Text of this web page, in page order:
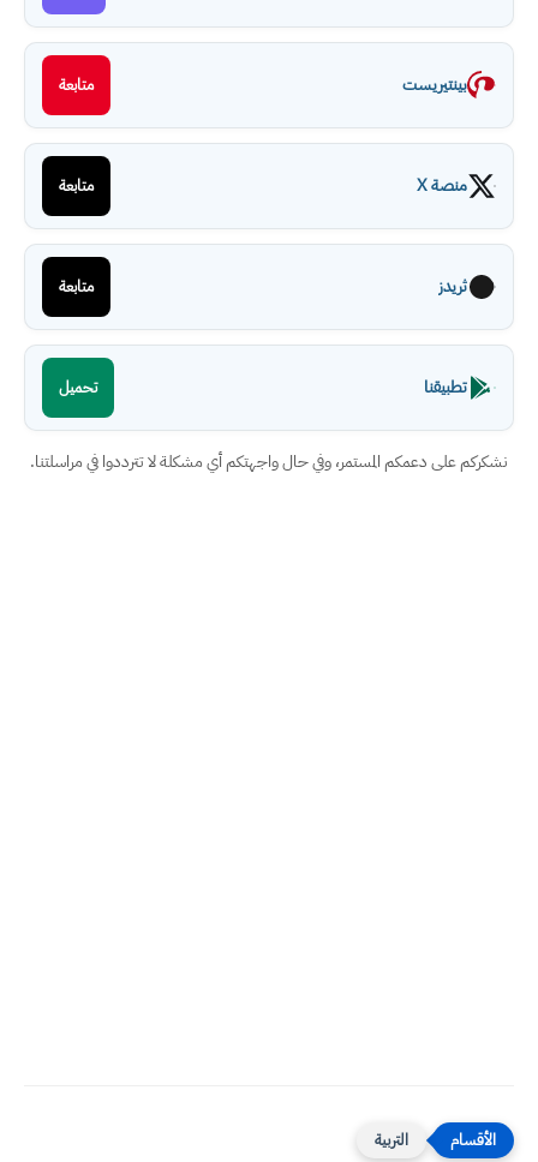
بينتيريست متابعة
منصة X متابعة
ثريدز متابعة
تطبيقنا تحميل
نشكركم على دعمكم المستمر، وفي حال واجهتكم أي مشكلة لا تترددوا في مراسلتنا.
التربية